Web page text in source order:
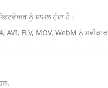
ਨੂੰ ਸ਼ਾਮਲ ਹੁੰਦਾ ਹੈ।
FLV, MOV, WebM ਨੂੰ ਸਵੀਕਾਰ